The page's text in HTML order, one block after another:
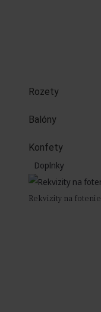
Rozety
Balóny
Konfety
Doplnky
Rekvizity na fotenie